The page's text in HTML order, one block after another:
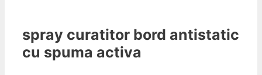
spray curatitor bord antistatic
cu spuma activa